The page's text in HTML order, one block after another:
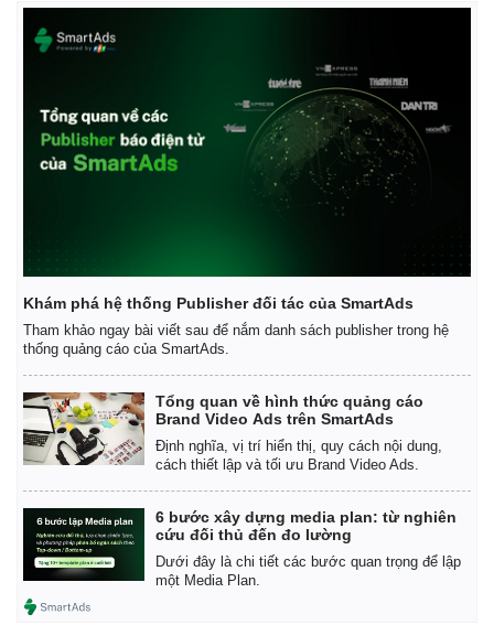
Nam khoa
Làm đẹp - giảm cân
Phòng mạch online
Khám phá hệ thống Publisher đối tác của SmartAds
Tham khảo ngay bài viết sau để nắm danh sách publisher trong hệ
thống quảng cáo của SmartAds.
Tổng quan về hình thức quảng cáo
Brand Video Ads trên SmartAds
Định nghĩa, vị trí hiển thị, quy cách nội dung,
cách thiết lập và tối ưu Brand Video Ads.
6 bước xây dựng media plan: từ nghiên
cứu đối thủ đến đo lường
Dưới đây là chi tiết các bước quan trọng để lập
một Media Plan.